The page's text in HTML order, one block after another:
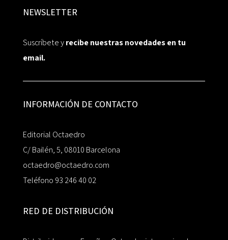
NEWSLETTER
Suscríbete yrecibe nuestras novedades en tu
email.
INFORMACIÓN DE CONTACTO
Editorial Octaedro
C/ Bailén, 5, 08010 Barcelona
octaedro@octaedro.com
Teléfono 93 246 40 02
RED DE DISTRIBUCIÓN